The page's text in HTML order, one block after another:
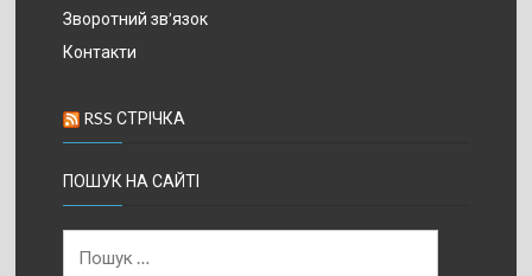
Зворотний зв’язок
Контакти
RSS СТРІЧКА
ПОШУК НА САЙТІ